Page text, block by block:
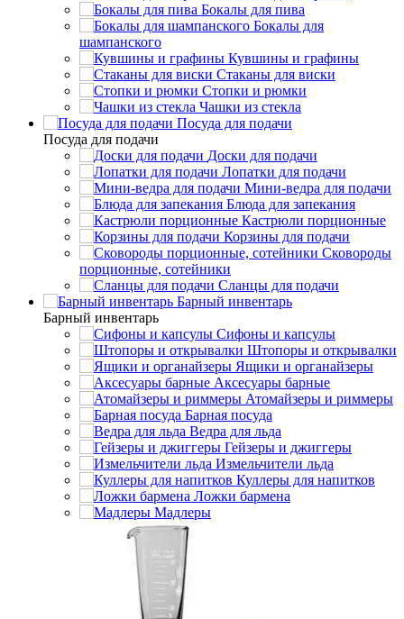
Бокалы для пива
Бокалы для
шампанского
Кувшины и графины
Стаканы для виски
Стопки и рюмки
Чашки из стекла
Посуда для подачи
Посуда для подачи
Доски для подачи
Лопатки для подачи
Мини-ведра для подачи
Блюда для запекания
Кастрюли порционные
Корзины для подачи
Сковороды
порционные, сотейники
Сланцы для подачи
Барный инвентарь
Барный инвентарь
Сифоны и капсулы
Штопоры и открывалки
Ящики и органайзеры
Аксесуары барные
Атомайзеры и риммеры
Барная посуда
Ведра для льда
Гейзеры и джиггеры
Измельчители льда
Куллеры для напитков
Ложки бармена
Мадлеры